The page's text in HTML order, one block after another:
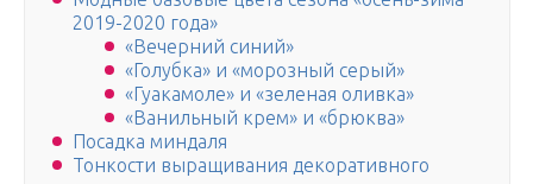
2019-2020 года»
«Вечерний синий»
«Голубка» и «морозный серый»
«Гуакамоле» и «зеленая оливка»
«Ванильный крем» и «брюква»
Посадка миндаля
Тонкости выращивания декоративного